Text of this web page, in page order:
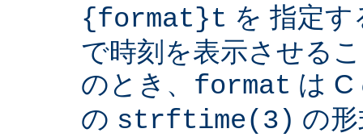
{format}t を 指定
で時刻を表示させる
のとき、 format は C
の strftime(3) の